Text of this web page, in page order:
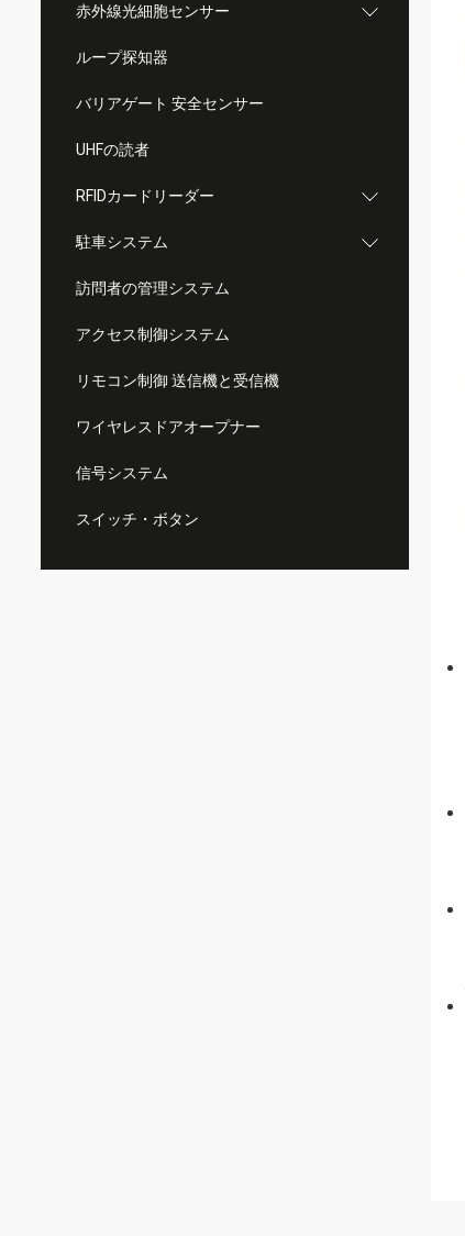
赤外線光細胞センサー
ループ探知器
バリアゲート 安全センサー
UHFの読者
RFIDカードリーダー
駐車システム
訪問者の管理システム
アクセス制御システム
リモコン制御 送信機と受信機
ワイヤレスドアオープナー
信号システム
スイッチ・ボタン